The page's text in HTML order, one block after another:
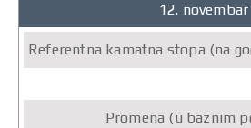
12. novembar